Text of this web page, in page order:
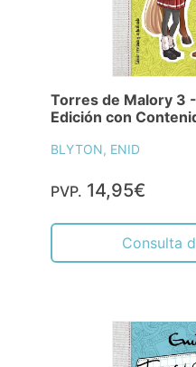
Torres de Malory 3
Edición con
BLYTON, ENID
PVP. 14,95€
Consulta